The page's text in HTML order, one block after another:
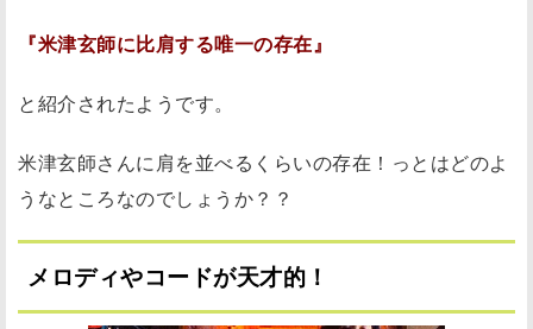
『米津玄師に比肩する唯一の存在』
と紹介されたようです。
米津玄師さんに肩を並べるくらいの存在！っとはどのよ
うなところなのでしょうか？？
メロディやコードが天才的！